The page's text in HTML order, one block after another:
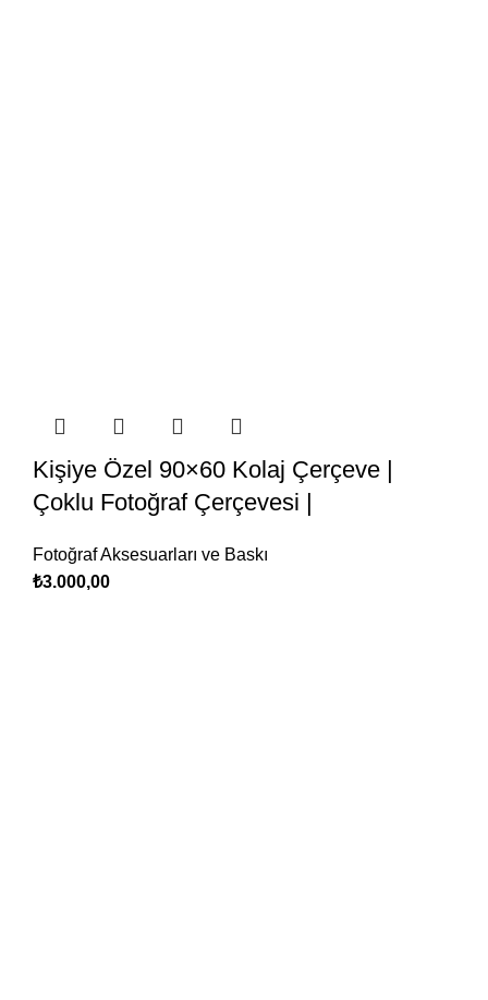
Kişiye Özel 90×60 Kolaj Çerçeve |
Çoklu Fotoğraf Çerçevesi |
Fotoğraf Aksesuarları ve Baskı
₺3.000,00